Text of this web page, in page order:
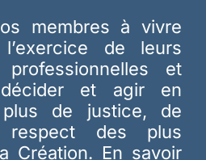
membres à vivre
de leurs
professionnelles et
et agir en
de justice, de
respect des plus
Création. En savoir